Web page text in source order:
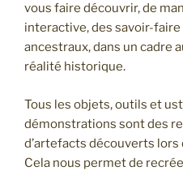
vous faire découvrir, de
interactive, des savoir-
ancestraux, dans un cadre
réalité historique.
Tous les objets, outils et
démonstrations sont des
d’artefacts découverts
Cela nous permet de